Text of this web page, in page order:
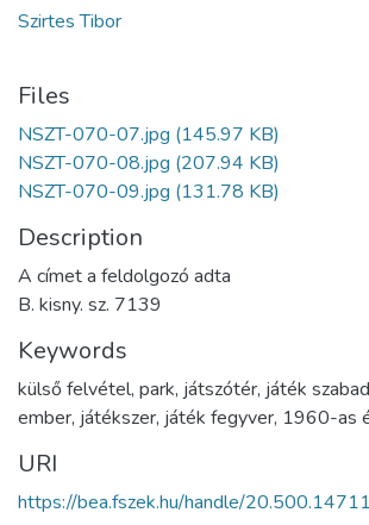
Szirtes Tibor
Files
NSZT-070-07.jpg (145.97 KB)
NSZT-070-08.jpg (207.94 KB)
NSZT-070-09.jpg (131.78 KB)
Description
A címet a feldolgozó adta
B. kisny. sz. 7139
Keywords
külső felvétel, park, játszótér, játék
ember, játékszer, játék fegyver, 1960-as
URI
https://bea.fszek.hu/handle/